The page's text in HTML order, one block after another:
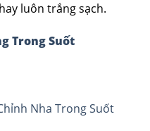
luôn trắng sạch.
Trong Suốt
Nha Trong Suốt